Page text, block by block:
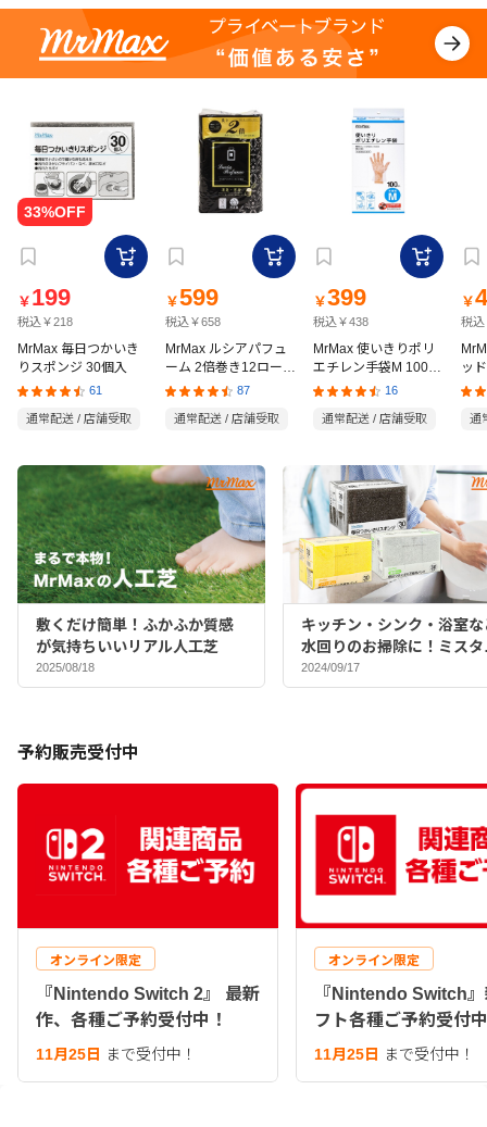
￥ 199
税込￥218
MrMax 毎日つかいき
りスポンジ 30個入
61
通常配送 / 店舗受取
￥599
税込￥658
MrMax ルシアパフュ
ーム 2倍巻き12ロール
ダブル
87
通常配送 / 店舗受取
￥399
税込￥438
MrMax 使いきりポリ
エチレン手袋M 100枚
入
16
通常配送 / 店舗受取
￥
税込
ッ
の
通
敷くだけ簡単！ふかふか質感
が気持ちいいリアル人工芝
2025/08/18
キッチン・シンク・浴室な
水回りのお掃除に！ミスタ
マックスバイヤーおすすめ
ポンジ♪
2024/09/17
予約販売受付中
オンライン限定
『Nintendo Switch 2』 最新
作、各種ご予約受付中！
11月25日 まで受付中！
オンライン限定
『Nintendo Switch
フト各種ご予約受付
11月25日 まで受付中！